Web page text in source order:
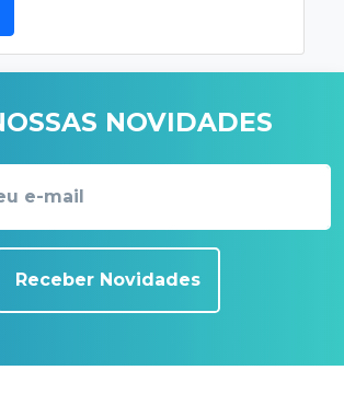
NOVIDADES
Receber Novidades